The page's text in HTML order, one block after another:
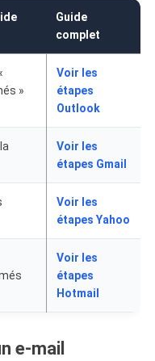
Guide
complet
»
Voir les
étapes
Outlook
Voir les
étapes Gmail
Voir les
étapes Yahoo
Voir les
étapes
Hotmail
e-mail